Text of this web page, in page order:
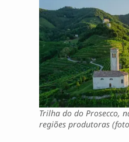
Trilha do do Prosecco,
regiões produtoras